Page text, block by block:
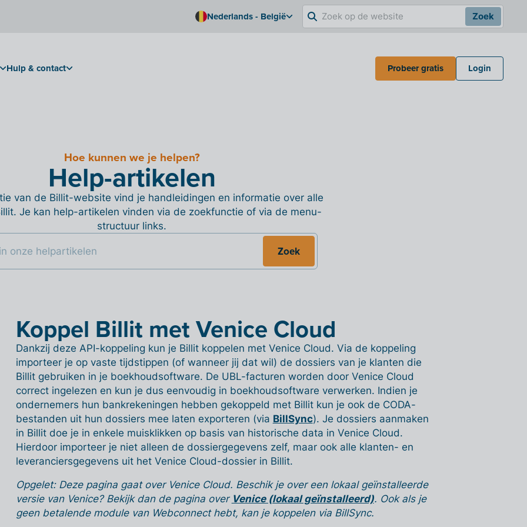
Nederlands - België Zoek
Hulp & contact Probeer gratis Login
Hoe kunnen we je helpen?
Help-artikelen
van de Billit-website vind je handleidingen en informatie over alle
Je kan help-artikelen vinden via de zoekfunctie of via de menu-
structuur links.
Zoek
Koppel Billit met Venice Cloud
Dankzij deze API-koppeling kun je Billit koppelen met Venice Cloud. Via de koppeling
importeer je op vaste tijdstippen (of wanneer jij dat wil) de dossiers van je klanten die
Billit gebruiken in je boekhoudsoftware. De UBL-facturen worden door Venice Cloud
correct ingelezen en kun je dus eenvoudig in boekhoudsoftware verwerken. Indien je
ondernemers hun bankrekeningen hebben gekoppeld met Billit kun je ook de CODA-
bestanden uit hun dossiers mee laten exporteren (via BillSync). Je dossiers aanmaken
in Billit doe je in enkele muisklikken op basis van historische data in Venice Cloud.
Hierdoor importeer je niet alleen de dossiergegevens zelf, maar ook alle klanten- en
leveranciersgegevens uit het Venice Cloud-dossier in Billit.
Opgelet: Deze pagina gaat over Venice Cloud. Beschik je over een lokaal geïnstalleerde
versie van Venice? Bekijk dan de pagina over Venice (lokaal geïnstalleerd). Ook als je
geen betalende module van Webconnect hebt, kan je koppelen via BillSync.